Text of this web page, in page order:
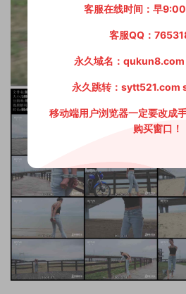
客服在线时间：早
客服QQ：
永久域名：
永久跳转：sytt521.com
移动端用户浏览器一定要改成
购买窗口！